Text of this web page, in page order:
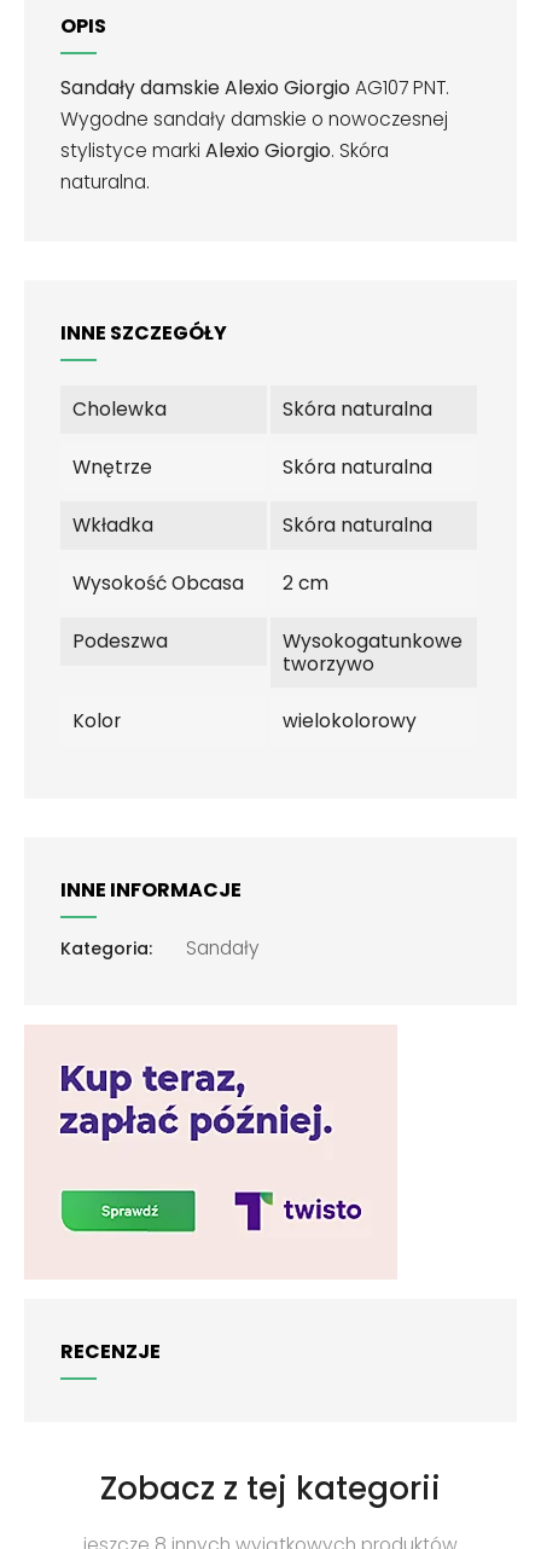
OPIS
Sandały damskie Alexio Giorgio AG107 PNT.
Wygodne sandały damskie o nowoczesnej
stylistyce marki Alexio Giorgio. Skóra
naturalna.
INNE SZCZEGÓŁY
Cholewka Skóra naturalna
Wnętrze Skóra naturalna
Wkładka Skóra naturalna
Wysokość Obcasa 2 cm
Podeszwa
Wysokogatunkowe
tworzywo
Kolor wielokolorowy
INNE INFORMACJE
Kategoria: Sandały
RECENZJE
Zobacz z tej kategorii